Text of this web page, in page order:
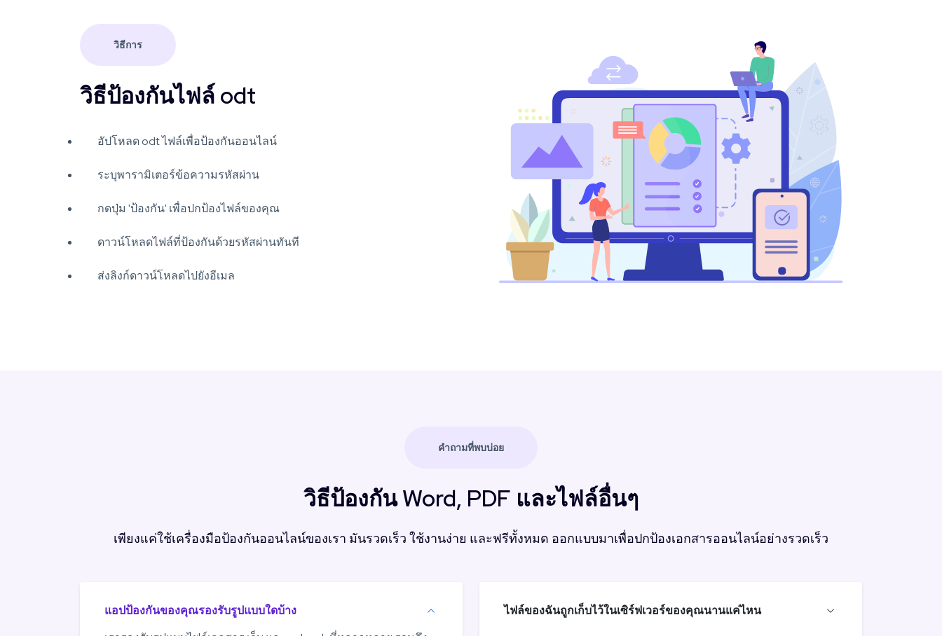
วิธีการ
วิธีป้องกันไฟล์ odt
อัปโหลด odt ไฟล์เพื่อป้องกันออนไลน์
ระบุพารามิเตอร์ข้อความรหัสผ่าน
กดปุ่ม 'ป้องกัน' เพื่อปกป้องไฟล์ของคุณ
ดาวน์โหลดไฟล์ที่ป้องกันด้วยรหัสผ่านทันที
ส่งลิงก์ดาวน์โหลดไปยังอีเมล
คำถามที่พบบ่อย
วิธีป้องกัน Word, PDF และไฟล์อื่นๆ
เพียงแค่ใช้เครื่องมือป้องกันออนไลน์ของเรา มันรวดเร็ว ใช้งานง่าย และฟรีทั้งหมด ออกแบบมาเพื่อปกป้องเอกสารออนไลน์อย่างรวดเร็ว
แอปป้องกันของคุณรองรับรูปแบบใดบ้าง
ไฟล์ของฉันถูกเก็บไว้ในเซิร์ฟเวอร์ของคุณนานแค่ไหน